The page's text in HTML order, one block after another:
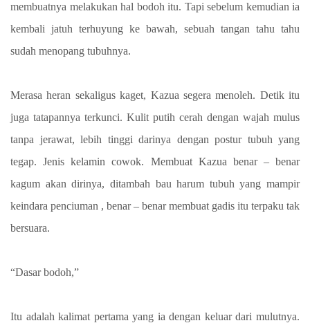
membuatnya melakukan hal bodoh itu. Tapi sebelum kemudian ia
kembali jatuh terhuyung ke bawah, sebuah tangan tahu tahu
sudah menopang tubuhnya.
Merasa heran sekaligus kaget, Kazua segera menoleh. Detik itu
juga tatapannya terkunci. Kulit putih cerah dengan wajah mulus
tanpa jerawat, lebih tinggi darinya dengan postur tubuh yang
tegap. Jenis kelamin cowok. Membuat Kazua benar – benar
kagum akan dirinya, ditambah bau harum tubuh yang mampir
keindara penciuman , benar – benar membuat gadis itu terpaku tak
bersuara.
“Dasar bodoh,”
Itu adalah kalimat pertama yang ia dengan keluar dari mulutnya.